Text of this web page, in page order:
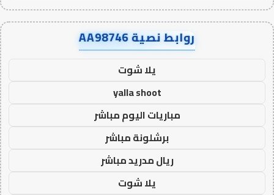
روابط نصية AA98746
يلا شوت
yalla shoot
مباريات اليوم مباشر
برشلونة مباشر
ريال مدريد مباشر
يلا شوت